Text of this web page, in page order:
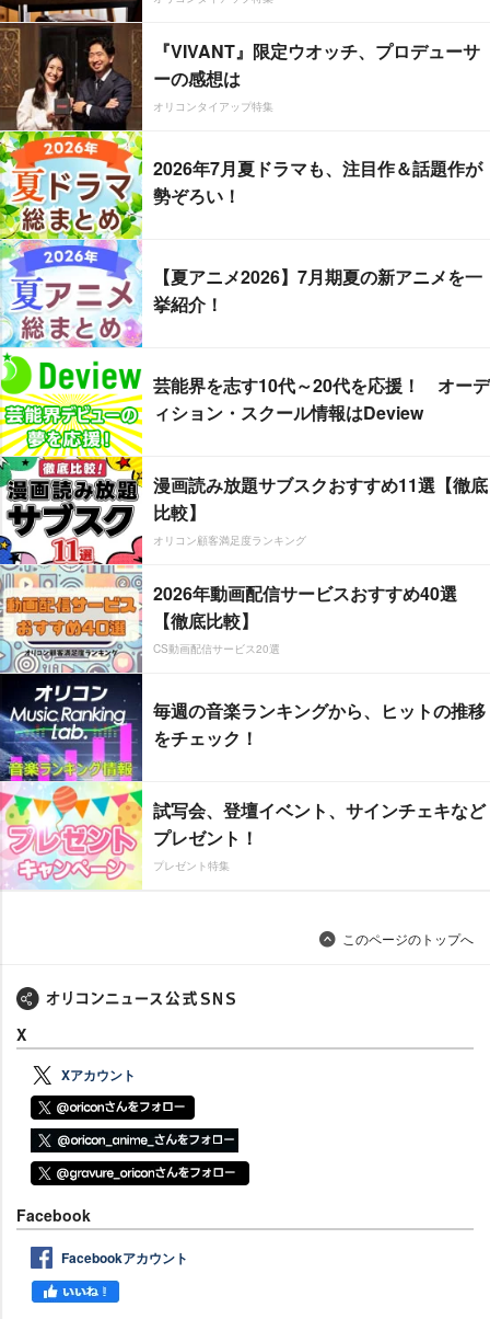
『VIVANT』限定ウオッチ、プロデューサ
ーの感想は
オリコンタイアップ特集
2026年7月夏ドラマも、注目作＆話題作が
勢ぞろい！
【夏アニメ2026】7月期夏の新アニメを一
挙紹介！
芸能界を志す10代～20代を応援！ オーデ
ィション・スクール情報はDeview
漫画読み放題サブスクおすすめ11選【徹底
比較】
オリコン顧客満足度ランキング
2026年動画配信サービスおすすめ40選
【徹底比較】
CS動画配信サービス20選
毎週の音楽ランキングから、ヒットの推移
をチェック！
試写会、登壇イベント、サインチェキなど
プレゼント！
プレゼント特集
このページのトップへ
X
Xアカウント
Facebook
Facebookアカウント